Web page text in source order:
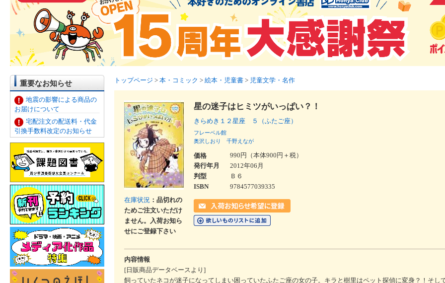
重要なお知らせ
地震の影響による商品の
お届けについて
宅配注文の配送料・代金
引換手数料改定のお知らせ
トップページ > 本・コミック > 絵本・児童書 > 児童文学・名作
在庫状況 ：品切れの
ためご注文いただけ
ません。入荷お知ら
せにご登録下さい
星の迷子はヒミツがいっぱい？！
きらめき１２星座 ５（ふたご座）
フレーベル館
奥沢しおり
千野えなが
価格
990円（本体900円＋税）
発行年月
2012年06月
判型
Ｂ６
ISBN
9784577039335
内容情報
[日販商品データベースより]
飼っていたネコが迷子になってしまい困っていたふたご座の女の子。キラと樹里はペット探偵に変身？！そし